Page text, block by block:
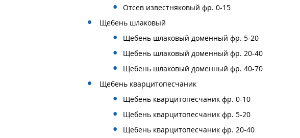
Отсев известняковый фр. 0-15
Щебень шлаковый
Щебень шлаковый доменный фр. 5-20
Щебень шлаковый доменный фр. 20-40
Щебень шлаковый доменный фр. 40-70
Щебень кварцитопесчаник
Щебень кварцитопесчаник фр. 0-10
Щебень кварцитопесчаник фр. 5-20
Щебень кварцитопесчаник фр. 20-40